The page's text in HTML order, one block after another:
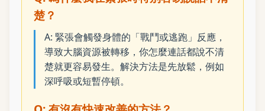
楚？
A: 緊張會觸發身體的「戰鬥或逃跑」反應，
導致大腦資源被轉移，你怎麼連話都說不清
楚就更容易發生。解決方法是先放鬆，例如
深呼吸或短暫停頓。